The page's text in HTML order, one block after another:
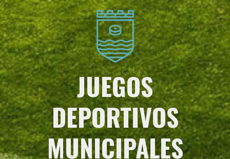
Saltar
al
contenido
JUEGOS
DEPORTIVOS
MUNICIPALES